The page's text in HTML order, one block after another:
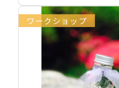
ワークショップ